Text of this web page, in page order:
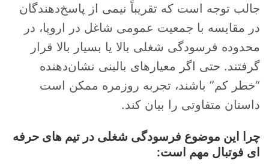
جالب توجه است که تقریباً نیمی از پاسخ‌دهندگان
در مقایسه با جمعیت عمومی شاغل در اروپا، در
محدوده فرسودگی شغلی بالا یا بسیار بالا قرار
گرفتند. حتی اگر معیارهای بالینی نشان‌دهنده
“خطر کم” باشند، تجربه روزمره ممکن است
داستان متفاوتی را بیان کند.
چرا این موضوع فرسودگی شغلی در تیم های حرفه
ای فوتبال مهم است: